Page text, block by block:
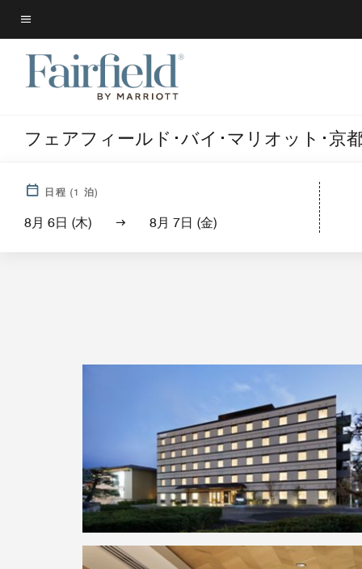
Skip
to
main
content
メニューのテキスト
フェアフィールド･バイ･マリオット･京
日程 (1 泊)
8月 6日 (木) 8月 7日 (金)